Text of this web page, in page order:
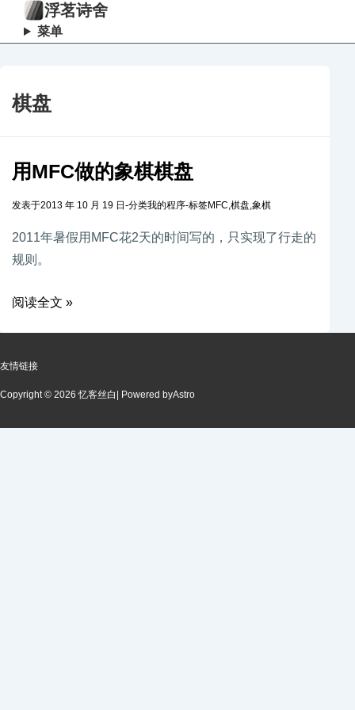
浮茗诗舍
菜单
棋盘
用MFC做的象棋棋盘
发表于2013 年 10 月 19 日 -分类我的程序-标签MFC,棋盘,象棋
2011年暑假用MFC花2天的时间写的，只实现了行走的
规则。
阅读全文 »
友情链接
Copyright © 2026 忆客丝白 | Powered byAstro